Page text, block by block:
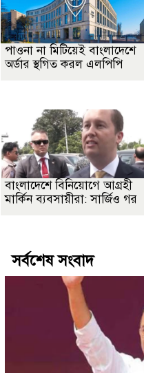
পাওনা না মিটিয়েই বাংলাদেশে
অর্ডার স্থগিত করল এলপিপি
বাংলাদেশে বিনিয়োগে আগ্রহী
মার্কিন ব্যবসায়ীরা: সার্জিও গর
সর্বশেষ সংবাদ